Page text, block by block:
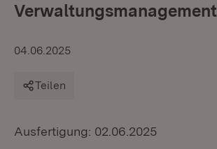
Verwaltungsmanagement
04.06.2025
Teilen
Ausfertigung: 02.06.2025